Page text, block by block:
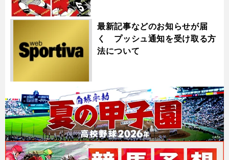
最新記事などのお知らせが届
く プッシュ通知を受け取る方
法について